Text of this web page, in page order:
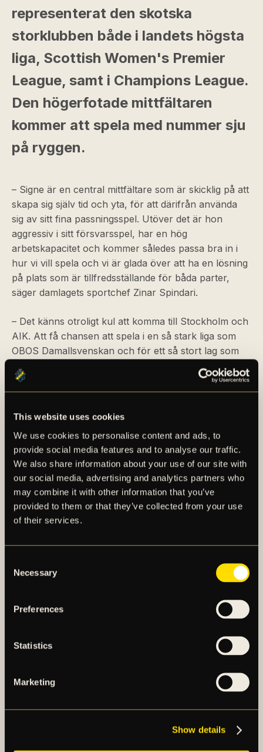
This website uses cookies
We use cookies to personalise content and ads, to
provide social media features and to analyse our traffic.
We also share information about your use of our site with
our social media, advertising and analytics partners who
may combine it with other information that you’ve
provided to them or that they’ve collected from your use
of their services.
Selection
Necessary
Preferences
Statistics
Marketing
Show details
representerat den skotska
storklubben både i landets högsta
liga, Scottish Women's Premier
League, samt i Champions League.
Den högerfotade mittfältaren
kommer att spela med nummer sju
på ryggen.
– Signe är en central mittfältare som är skicklig på att
skapa sig själv tid och yta, för att därifrån använda
sig av sitt fina passningsspel. Utöver det är hon
aggressiv i sitt försvarsspel, har en hög
arbetskapacitet och kommer således passa bra in i
hur vi vill spela och vi är glada över att ha en lösning
på plats som är tillfredsställande för båda parter,
säger damlagets sportchef Zinar Spindari.
– Det känns otroligt kul att komma till Stockholm och
AIK. Att få chansen att spela i en så stark liga som
OBOS Damallsvenskan och för ett så stort lag som
AIK är en ära, jag ser väldigt mycket fram emot att
sätta i gång och även lära känna samtliga spelare
och ledare, säger Signe Carstens.
För en längre faktapresentation av Signe Carstens,
se det bifogade materialet i detta pressmeddelande.
AIK – SEDAN 1891
elitfotbollsverksamhet genom ett herrlag och ett
spelar i OBOS Damallsvenskan. AIK Fotboll AB är
noterat på NGM Nordic Growth Market Stockholm.
AIK FOTBOLLSFÖRENING